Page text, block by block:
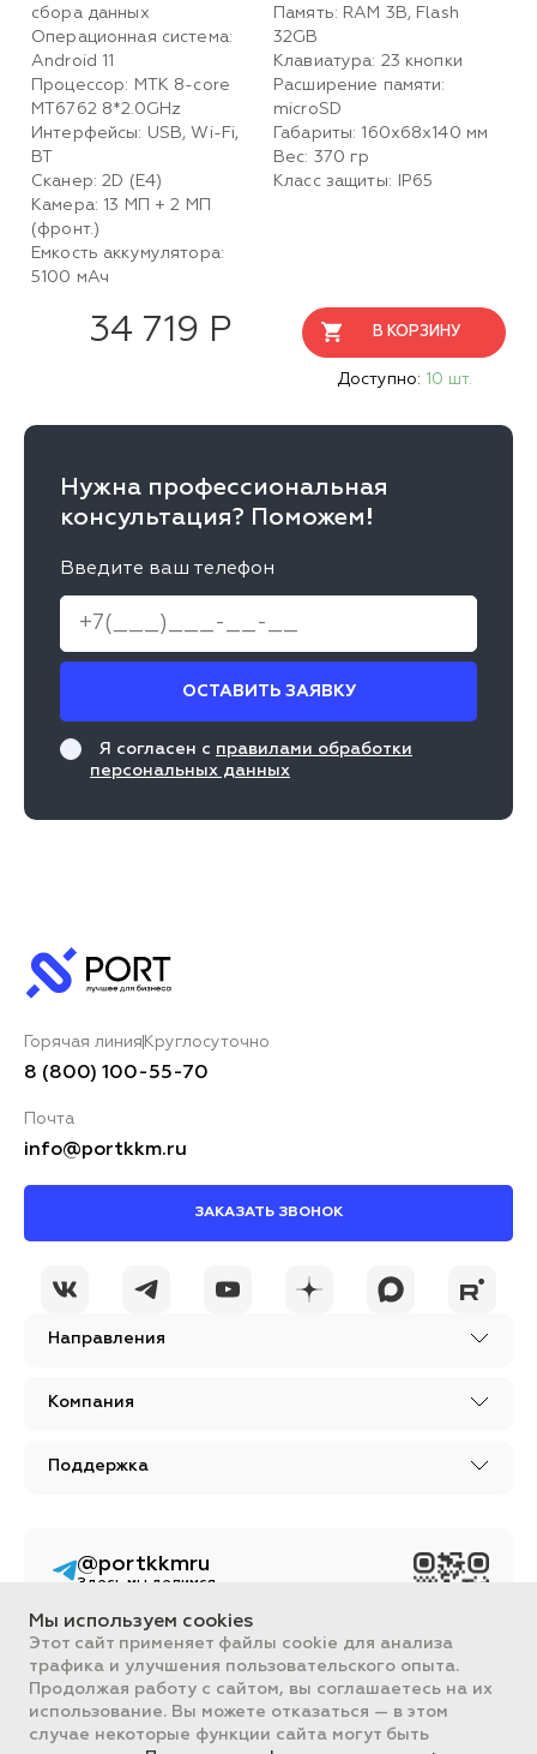
сбора данных
Операционная система:
Android 11
Процессор: MTK 8-core
MT6762 8*2.0GHz
Интерфейсы: USB, Wi-Fi,
BT
Сканер: 2D (E4)
Камера: 13 МП + 2 МП
(фронт.)
Емкость аккумулятора:
5100 мАч
Память: RAM 3B, Flash
32GB
Клавиатура: 23 кнопки
Расширение памяти:
microSD
Габариты: 160x68x140 мм
Вес: 370 гр
Класс защиты: IP65
34 719 Р В КОРЗИНУ
Доступно: 10 шт.
Нужна профессиональная
консультация? Поможем!
Введите ваш телефон
ОСТАВИТЬ ЗАЯВКУ
Я согласен с правилами обработки
персональных данных
Направления
Компания
Поддержка
Горячая линия Круглосуточно
8 (800) 100-55-70
Почта
info@portkkm.ru
ЗАКАЗАТЬ ЗВОНОК
Вся информация, размещенная на сайте, носит ознакомительный
характер и не является публичной офертой, определяемой
положениями Статьи 437 ГК РФ.
Все цены на сайте указаны с НДС. ООО "ПОРТ" ИНН 2461018892,
@portkkmru
Здесь мы делимся
и познавательным
контентом из мира
бизнеса
Мы используем cookies
Этот сайт применяет файлы cookie для анализа
трафика и улучшения пользовательского опыта.
Продолжая работу с сайтом, вы соглашаетесь на их
использование. Вы можете отказаться — в этом
случае некоторые функции сайта могут быть